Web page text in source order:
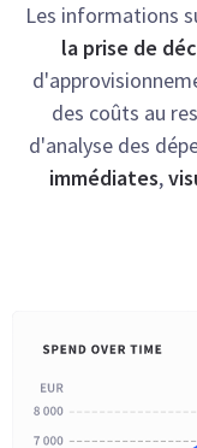
Les informations
la prise de
des coûts au
d'analyse des
immédiates,